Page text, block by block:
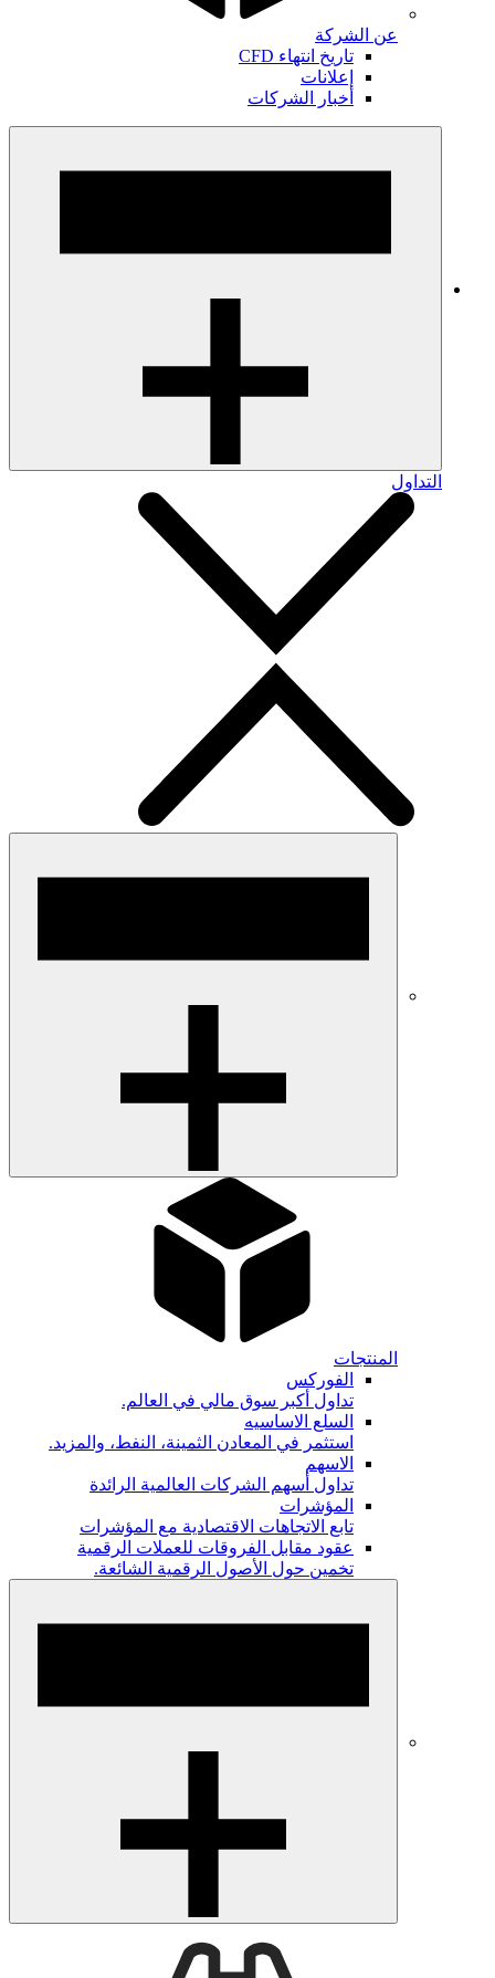
عن الشركة
تاريخ انتهاء CFD
إعلانات
أخبار الشركات
التداول
المنتجات
الفوركس
تداول أكبر سوق مالي في العالم.
السلع الاساسيه
استثمر في المعادن الثمينة، النفط، والمزيد.
الاسهم
تداول أسهم الشركات العالمية الرائدة
المؤشرات
تابع الاتجاهات الاقتصادية مع المؤشرات
عقود مقابل الفروقات للعملات الرقمية
تخمين حول الأصول الرقمية الشائعة.